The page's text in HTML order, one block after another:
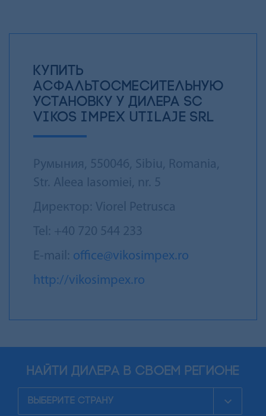
КУПИТЬ
АСФАЛЬТОСМЕСИТЕЛЬНУЮ
УСТАНОВКУ У ДИЛЕРА SC
VIKOS IMPEX UTILAJE SRL
Румыния, 550046, Sibiu, Romania,
Str. Aleea Iasomiei, nr. 5
Директор: Viorel Petrusca
Tel: +40 720 544 233
Е-mail: office@vikosimpex.ro
http://vikosimpex.ro
найти дилера в своем регионе